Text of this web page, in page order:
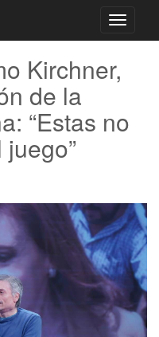
Toggle
Kirchner,
de la
“Estas no